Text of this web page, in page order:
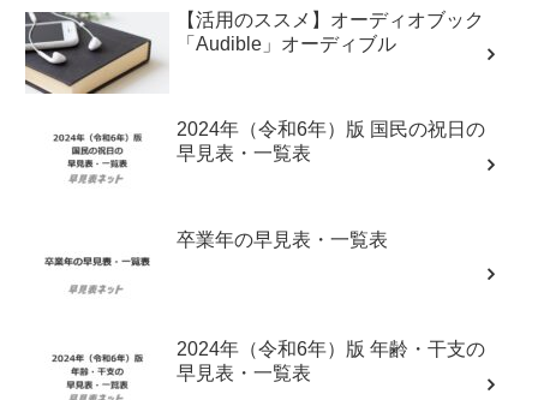
【活用のススメ】オーディオブック
「Audible」オーディブル
2024年（令和6年）版 国民の祝日の
早見表・一覧表
卒業年の早見表・一覧表
2024年（令和6年）版 年齢・干支の
早見表・一覧表